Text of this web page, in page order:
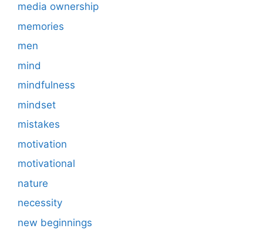
media ownership
memories
men
mind
mindfulness
mindset
mistakes
motivation
motivational
nature
necessity
new beginnings